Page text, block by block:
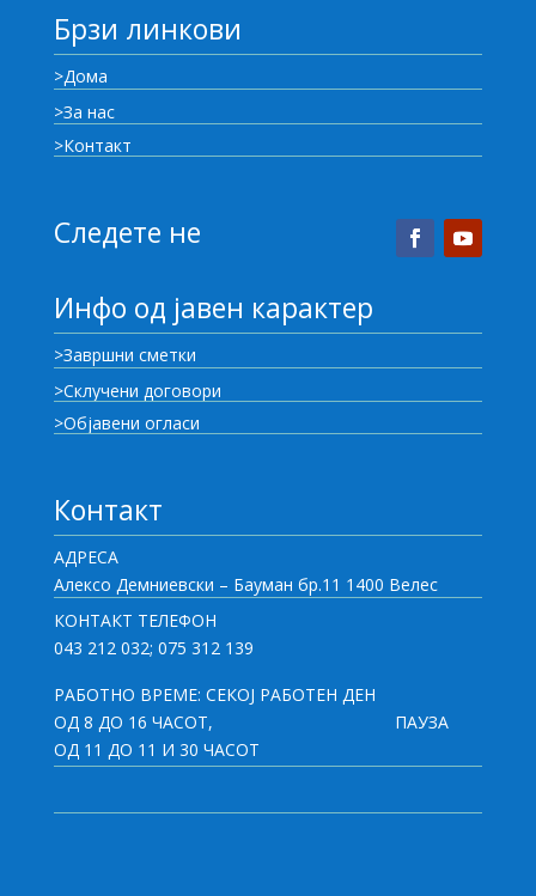
Брзи линкови
>Дома
>За нас
>Контакт
Следете не
Инфо од јавен карактер
>Завршни сметки
>Склучени договори
>Објавени огласи
Контакт
АДРЕСА
Алексо Демниевски – Бауман бр.11 1400 Велес
КОНТАКТ ТЕЛЕФОН
043 212 032; 075 312 139
РАБОТНО ВРЕМЕ: СЕКОЈ РАБОТЕН ДЕН
ОД 8 ДО 16 ЧАСОТ, ПАУЗА
ОД 11 ДО 11 И 30 ЧАСОТ